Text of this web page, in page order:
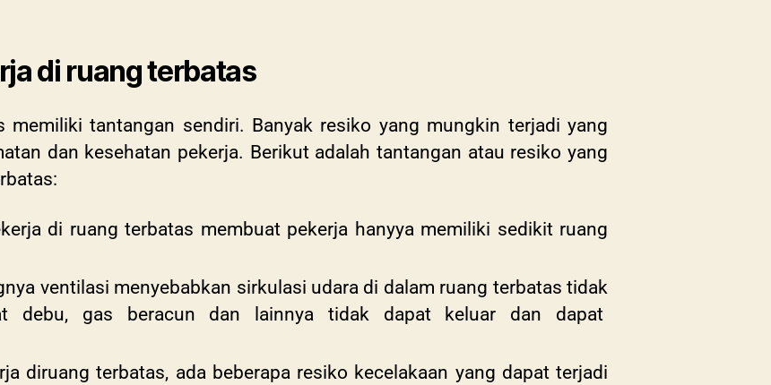
di ruang terbatas
memiliki tantangan sendiri. Banyak resiko yang mungkin terjadi yang
dan kesehatan pekerja. Berikut adalah tantangan atau resiko yang
di ruang terbatas membuat pekerja hanyya memiliki sedikit ruang
ventilasi menyebabkan sirkulasi udara di dalam ruang terbatas tidak
debu, gas beracun dan lainnya tidak dapat keluar dan dapat
diruang terbatas, ada beberapa resiko kecelakaan yang dapat terjadi